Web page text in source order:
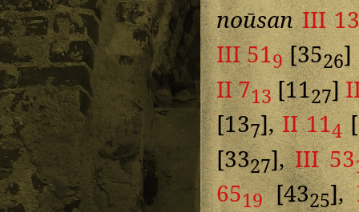
noūsan III
III 519[3526]
II 713[1127]
[137],II 114
[3327],III 53
6519[4325],